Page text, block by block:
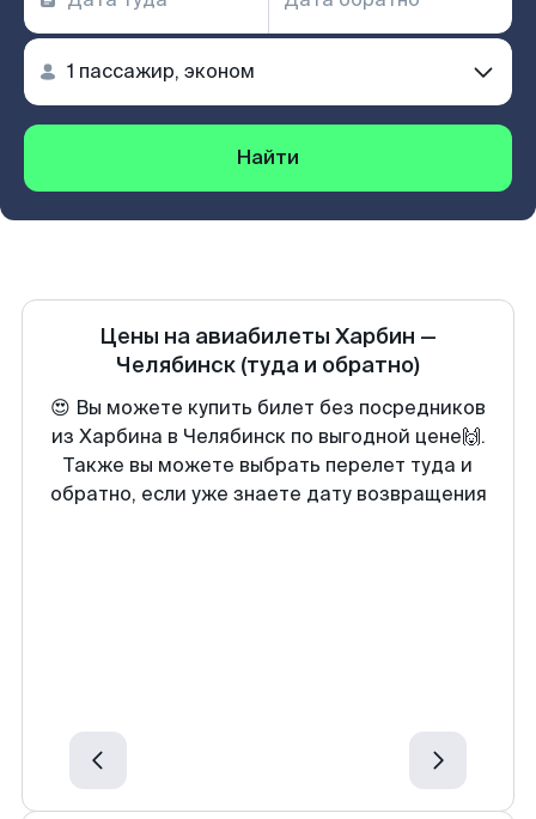
Найти
Цены на авиабилеты Харбин —
Челябинск (туда и обратно)
😍 Вы можете купить билет без посредников
из Харбина в Челябинск по выгодной цене🙌.
Также вы можете выбрать перелет туда и
обратно, если уже знаете дату возвращения